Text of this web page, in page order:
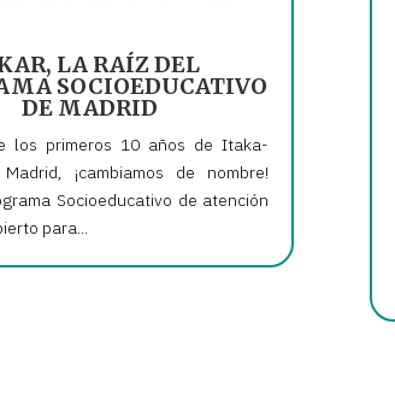
LA RAÍZ DEL
SOCIOEDUCATIVO
DE MADRID
los primeros 10 años de Itaka-
¡cambiamos de nombre!
Socioeducativo de atención
para...